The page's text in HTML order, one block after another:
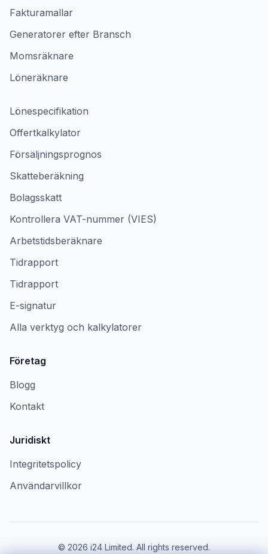
Fakturamallar
Generatorer efter Bransch
Momsräknare
Löneräknare
Lönespecifikation
Offertkalkylator
Försäljningsprognos
Skatteberäkning
Bolagsskatt
Kontrollera VAT-nummer (VIES)
Arbetstidsberäknare
Tidrapport
Tidrapport
E-signatur
Alla verktyg och kalkylatorer
Företag
Blogg
Kontakt
Juridiskt
Integritetspolicy
Användarvillkor
© 2026 i24 Limited. All rights reserved.